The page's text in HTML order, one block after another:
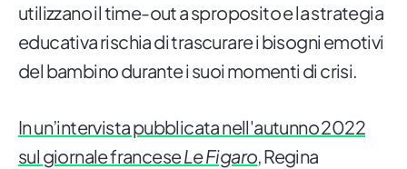
utilizzano il time-out a sproposito e la strategia
educativa rischia di trascurare i bisogni emotivi
del bambino durante i suoi momenti di crisi.
In un’intervista pubblicata nell'autunno 2022
sul giornale franceseLe Figaro, Regina